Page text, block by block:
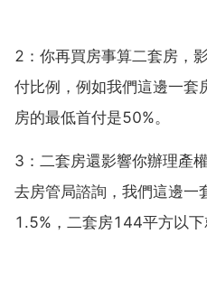
2：你再買房事算二套房，
付比例，例如我們這邊一套
房的最低首付是50%。
3：二套房還影響你辦理產
去房管局諮詢，我們這邊
1.5%，二套房144平方以下